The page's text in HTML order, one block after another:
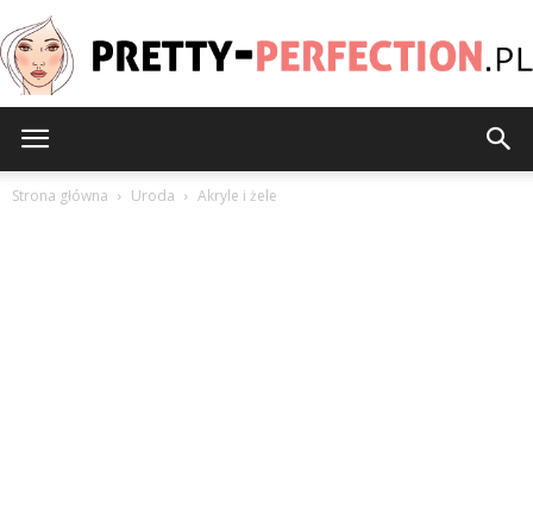
Strona główna Uroda Akryle i żele